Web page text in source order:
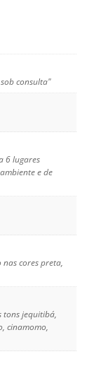
consulta"
6 lugares
e de
cores preta,
tons jequitibá,
cinamomo,